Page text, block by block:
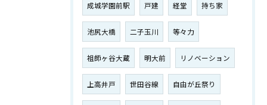
成城学園前駅 戸建 経堂 持ち家
池尻大橋 二子玉川 等々力
祖師ヶ谷大蔵 明大前 リノベーション
上高井戸 世田谷線 自由が丘祭り